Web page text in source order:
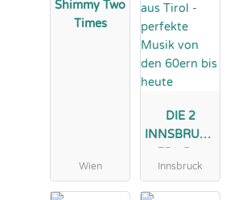
Shimmy Two
Times
Wien
DIE 2
INNSBRUCK
versierte
Tanzmusikd
Innsbruck